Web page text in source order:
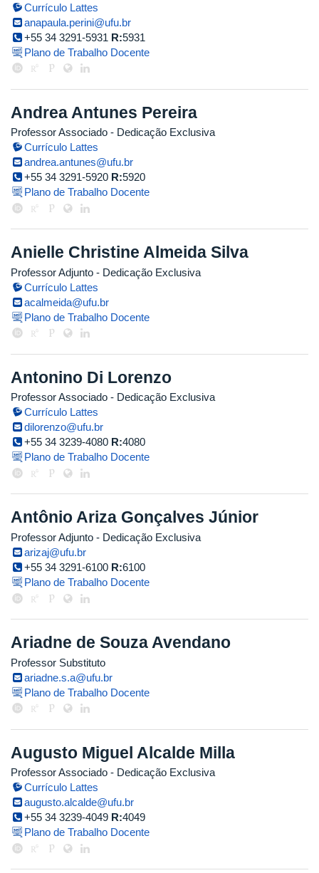
Currículo Lattes
anapaula.perini@ufu.br
+55 34 3291-5931 R:5931
Plano de Trabalho Docente
Andrea Antunes Pereira
Professor Associado - Dedicação Exclusiva
Currículo Lattes
andrea.antunes@ufu.br
+55 34 3291-5920 R:5920
Plano de Trabalho Docente
Anielle Christine Almeida Silva
Professor Adjunto - Dedicação Exclusiva
Currículo Lattes
acalmeida@ufu.br
Plano de Trabalho Docente
Antonino Di Lorenzo
Professor Associado - Dedicação Exclusiva
Currículo Lattes
dilorenzo@ufu.br
+55 34 3239-4080 R:4080
Plano de Trabalho Docente
Antônio Ariza Gonçalves Júnior
Professor Adjunto - Dedicação Exclusiva
arizaj@ufu.br
+55 34 3291-6100 R:6100
Plano de Trabalho Docente
Ariadne de Souza Avendano
Professor Substituto
ariadne.s.a@ufu.br
Plano de Trabalho Docente
Augusto Miguel Alcalde Milla
Professor Associado - Dedicação Exclusiva
Currículo Lattes
augusto.alcalde@ufu.br
+55 34 3239-4049 R:4049
Plano de Trabalho Docente